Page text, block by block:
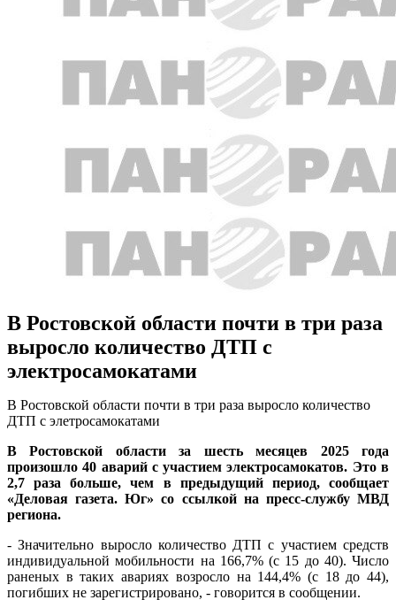
В Ростовской области почти в три раза
выросло количество ДТП с
электросамокатами
В Ростовской области почти в три раза выросло количество
ДТП с элетросамокатами
В Ростовской области за шесть месяцев 2025 года
произошло 40 аварий с участием электросамокатов. Это в
2,7 раза больше, чем в предыдущий период, сообщает
«Деловая газета. Юг» со ссылкой на пресс-службу МВД
региона.
- Значительно выросло количество ДТП с участием средств
индивидуальной мобильности на 166,7% (с 15 до 40). Число
раненых в таких авариях возросло на 144,4% (с 18 до 44),
погибших не зарегистрировано, - говорится в сообщении.